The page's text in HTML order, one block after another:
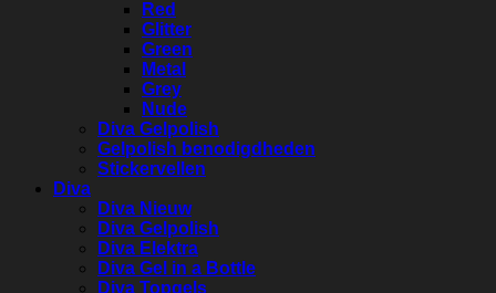
Red
Glitter
Green
Metal
Grey
Nude
Diva Gelpolish
Gelpolish benodigdheden
Stickervellen
Diva
Diva Nieuw
Diva Gelpolish
Diva Elektra
Diva Gel in a Bottle
Diva Topgels